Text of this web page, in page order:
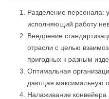
Разделение
исполняющий работу
Внедрение
отрасли с целью
пригодных к разным
Оптимальная
дающая максимальную
Налаживание конвейера